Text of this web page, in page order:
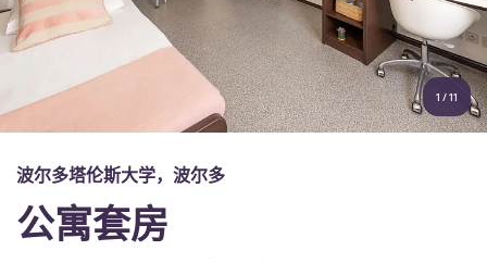
账户 语言
English (GB)
English (US)
选择一个国家
立即预订
Italian French
Portuguese
1 /11
波尔多塔伦斯大学，波尔多
公寓套房